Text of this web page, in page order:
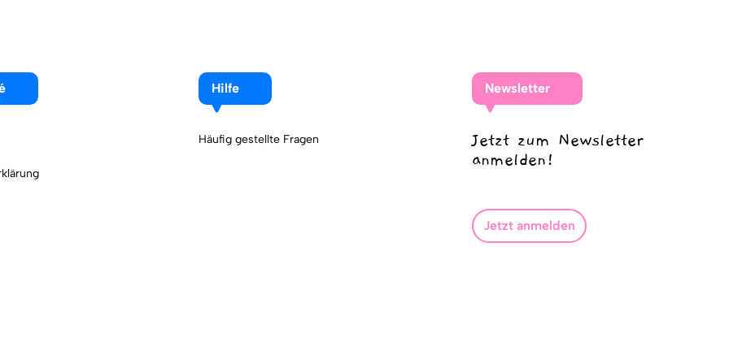
Hilfe
Häufig gestellte Fragen
Newsletter
Jetzt zum Newsletter
anmelden!
Jetzt anmelden